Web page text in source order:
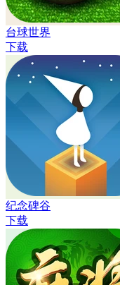
台球世界
下载
纪念碑谷
下载